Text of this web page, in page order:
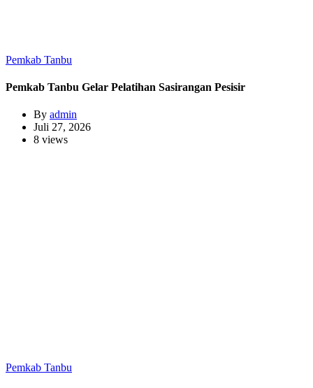
Pemkab Tanbu
Pemkab Tanbu Gelar Pelatihan Sasirangan Pesisir
By admin
Juli 27, 2026
8 views
Pemkab Tanbu